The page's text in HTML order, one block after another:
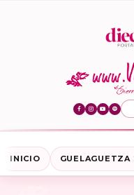
INICIO